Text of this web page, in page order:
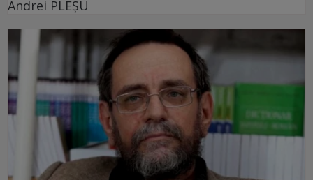
Andrei PLEŞU